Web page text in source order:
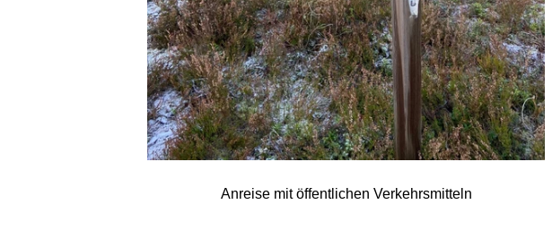
Anreise mit öffentlichen Verkehrsmitteln